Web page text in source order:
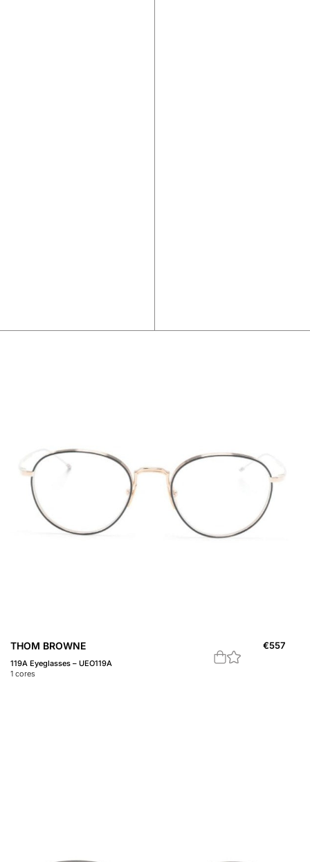
THOM BROWNE
119A Eyeglasses – UEO119A
1 cores
€557